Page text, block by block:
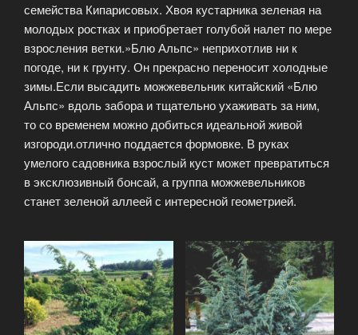
семейства Кипарисовых. Хвоя кустарника зеленая на
молодых ростках и приобретает голубой налет по мере
взросления ветки.»Блю Альпс» неприхотлив ни к
погоде, ни к грунту. Он прекрасно переносит холодные
зимы.Если высадить можжевельник китайский «Блю
Альпс» вдоль забора и тщательно ухаживать за ним,
то со временем можно добиться идеальной живой
изгороди.отлично поддается формовке. В руках
умелого садовника взрослый куст может превратиться
в эксклюзивный бонсай, а группа можжевельников
станет зеленой аллеей с интересной геометрией.